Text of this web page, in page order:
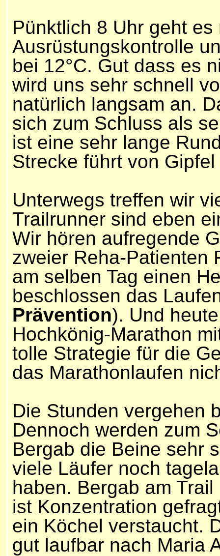
Pünktlich 8 Uhr geht es
Ausrüstungskontrolle
bei 12°C. Gut dass es
wird uns sehr schnell
natürlich langsam an.
sich zum Schluss als
ist eine sehr lange
Strecke führt von
Unterwegs treffen wir
Trailrunner sind eben
Wir hören aufregende
zweier Reha-Patienten
am selben Tag einen
beschlossen das
Prävention). Und
Hochkönig-Marathon
tolle Strategie für die
das Marathonlaufen
Die Stunden vergehen
Dennoch werden zum
Bergab die Beine sehr
viele Läufer noch
haben. Bergab am
ist Konzentration
ein Köchel verstaucht.
gut laufbar nach Maria